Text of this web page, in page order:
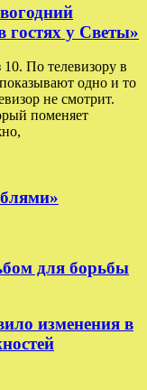
у Светы»
По телевизору в
одно и то
не смотрит.
поменяет
для борьбы
изменения в